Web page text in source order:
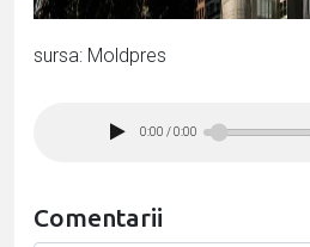
sursa: Moldpres
0:00 /0:00
Comentarii